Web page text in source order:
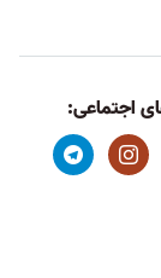
اجتماعی: